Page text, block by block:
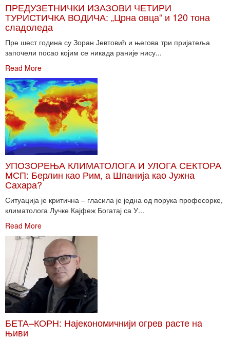
ПРЕДУЗЕТНИЧКИ ИЗАЗОВИ ЧЕТИРИ
ТУРИСТИЧКА ВОДИЧА: „Црна овца“ и 120 тона
сладоледа
Пре шест година су Зоран Јевтовић и његова три пријатеља
започели посао којим се никада раније нису...
Read More
УПОЗОРЕЊА КЛИМАТОЛОГА И УЛОГА СЕКТОРА
МСП: Берлин као Рим, а Шпанија као Јужна
Сахара?
Ситуација је критична – гласила је једна од порука професорке,
климатолога Лучке Кајфеж Богатај са У...
Read More
БЕТА–КОРН: Најекономичнији огрев расте на
њиви